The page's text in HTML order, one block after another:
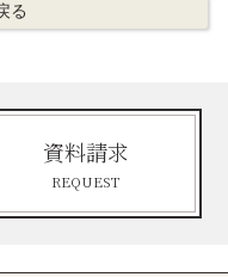
る
資料請求
REQUEST